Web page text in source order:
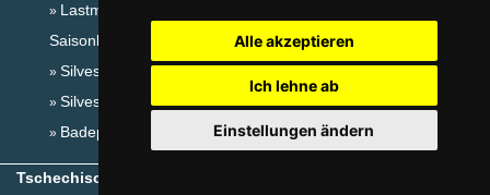
Alle akzeptieren
Ich lehne ab
Einstellungen ändern
Lastminute Böhmisches Mittelgebirge
Saisonlinks:
Silvester Böhmisches Mittelgebirge
Silvester im Gebirge 2025/26
Badeplätze
Tschechische Gebirge